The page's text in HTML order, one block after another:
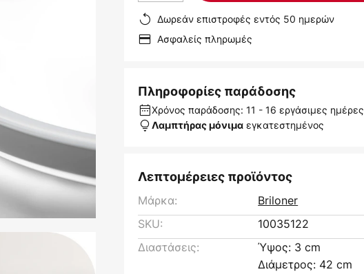
Δωρεάν επιστροφές εντός 50 ημερών
Ασφαλείς πληρωμές
Πληροφορίες παράδοσης
Χρόνος παράδοσης: 11 - 16 εργάσιμες ημέρες
Λαμπτήρας μόνιμα εγκατεστημένος
Λεπτομέρειες προϊόντος
Μάρκα:
Briloner
SKU:
10035122
Διαστάσεις:
Ύψος: 3 cm
Διάμετρος: 42 cm